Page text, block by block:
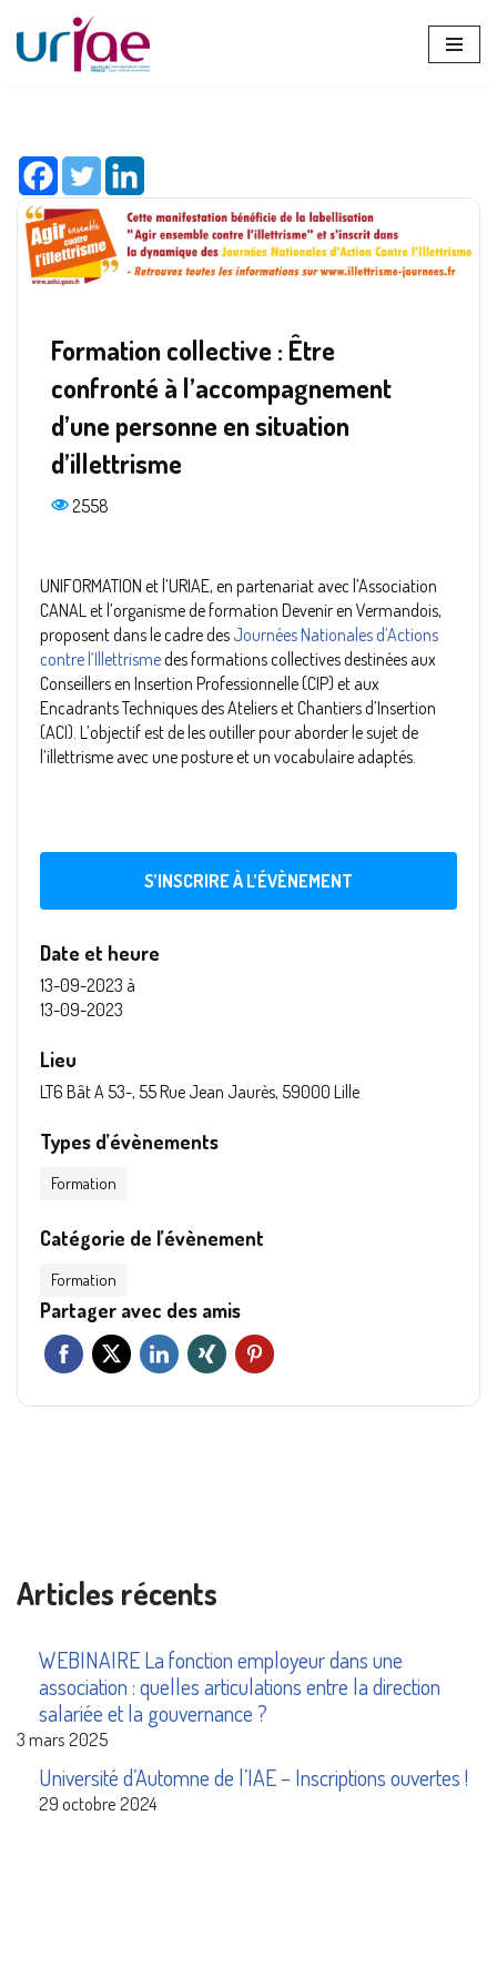
Aller
Formation collective : Être
confronté à l’accompagnement
d’une personne en situation
d’illettrisme
2558
UNIFORMATION et l’URIAE, en partenariat avec l’Association
CANAL et l’organisme de formation Devenir en Vermandois,
proposent dans le cadre des Journées Nationales d’Actions
contre l’Illettrismedes formations collectives destinées aux
Conseillers en Insertion Professionnelle (CIP) et aux
Encadrants Techniques des Ateliers et Chantiers d’Insertion
(ACI). L’objectif est de les outiller pour aborder le sujet de
l’illettrisme avec une posture et un vocabulaire adaptés.
S’INSCRIRE À L’ÉVÈNEMENT
Date et heure
13-09-2023 à
13-09-2023
Lieu
LT6 Bât A 53-, 55 Rue Jean Jaurès, 59000 Lille
Types d’évènements
Formation
Catégorie de l’évènement
Formation
Partager avec des amis
Articles récents
WEBINAIRE La fonction employeur dans une
association : quelles articulations entre la direction
salariée et la gouvernance ?
3 mars 2025
Université d’Automne de l’IAE – Inscriptions ouvertes !
29 octobre 2024